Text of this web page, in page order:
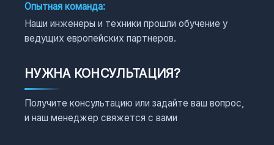
Опытная команда:
Наши инженеры и техники прошли обучение у
ведущих европейских партнеров.
НУЖНА КОНСУЛЬТАЦИЯ?
Получите консультацию или задайте ваш вопрос,
и наш менеджер свяжется с вами